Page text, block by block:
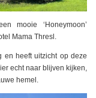
mooie ‘Honeymoon’
Mama Thresl.
en heeft uitzicht op deze
echt naar blijven kijken,
hemel.